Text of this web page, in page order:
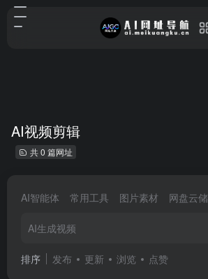
AI视频剪辑
共 0 篇网址
AI智能体 常用工具 图片素材 网盘云储
AI生成视频
排序 发布 更新 浏览 点赞